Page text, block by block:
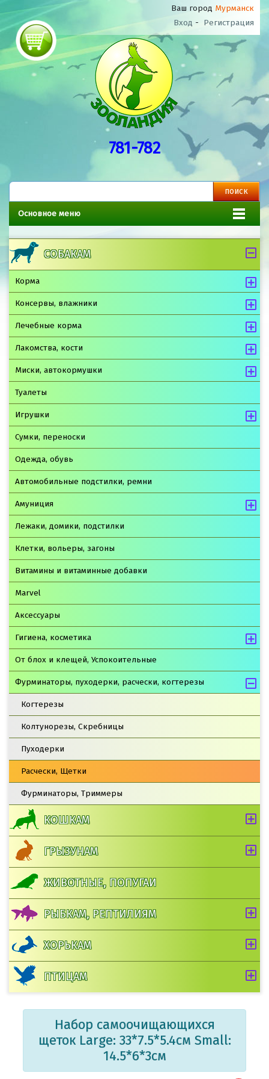
Ваш город Мурманск
Вход - Регистрация
781-782
Основное меню
СОБАКАМ
Корма
Консервы, влажники
Лечебные корма
Лакомства, кости
Миски, автокормушки
Туалеты
Игрушки
Сумки, переноски
Одежда, обувь
Автомобильные подстилки, ремни
Амуниция
Лежаки, домики, подстилки
Клетки, вольеры, загоны
Витамины и витаминные добавки
Marvel
Аксессуары
Гигиена, косметика
От блох и клещей, Успокоительные
Фурминаторы, пуходерки, расчески, когтерезы
Когтерезы
Колтунорезы, Скребницы
Пуходерки
Расчески, Щетки
Фурминаторы, Триммеры
КОШКАМ
ГРЫЗУНАМ
ЖИВОТНЫЕ, ПОПУГАИ
РЫБКАМ, РЕПТИЛИЯМ
ХОРЬКАМ
ПТИЦАМ
Набор самоочищающихся
щеток Large: 33*7.5*5.4см Small:
14.5*6*3см